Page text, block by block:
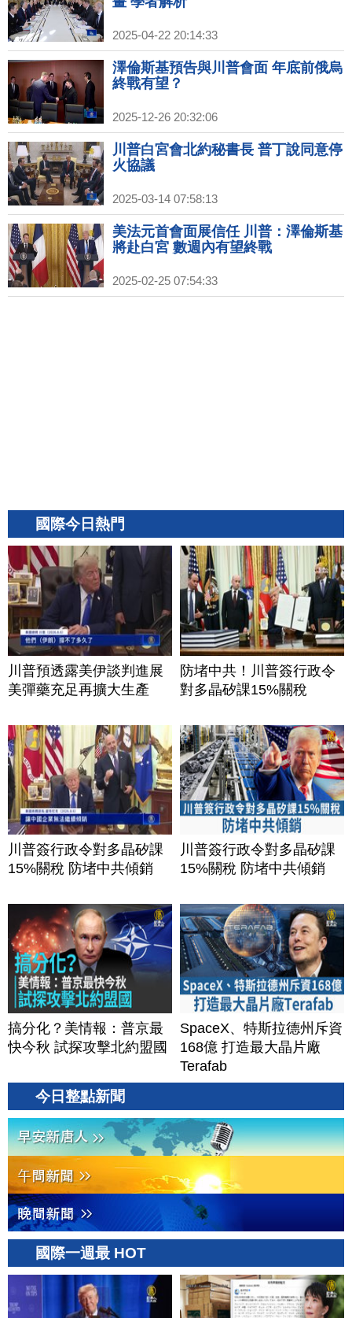
2025-04-22 20:14:33
澤倫斯基預告與川普會面 年底前俄烏
終戰有望？
2025-12-26 20:32:06
川普白宮會北約秘書長 普丁說同意停
火協議
2025-03-14 07:58:13
美法元首會面展信任 川普：澤倫斯基
將赴白宮 數週內有望終戰
2025-02-25 07:54:33
國際今日熱門
川普預透露美伊談判進展
美彈藥充足再擴大生產
防堵中共！川普簽行政令
對多晶矽課15%關稅
川普簽行政令對多晶矽課
15%關稅 防堵中共傾銷
川普簽行政令對多晶矽課
15%關稅 防堵中共傾銷
搞分化？美情報：普京最
快今秋 試探攻擊北約盟國
SpaceX、特斯拉德州斥資
168億 打造最大晶片廠
Terafab
今日整點新聞
國際一週最 HOT